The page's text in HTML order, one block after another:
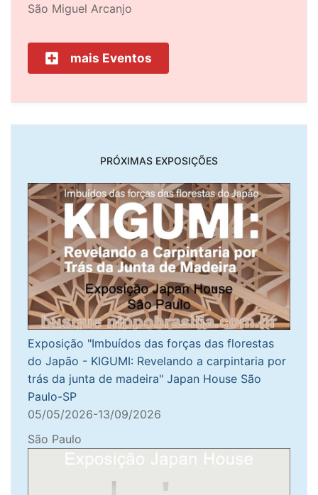
São Miguel Arcanjo
mais Eventos
PRÓXIMAS EXPOSIÇÕES
Exposição "Imbuídos das forças das florestas
do Japão - KIGUMI: Revelando a carpintaria por
trás da junta de madeira" Japan House São
Paulo-SP
05/05/2026-13/09/2026
São Paulo